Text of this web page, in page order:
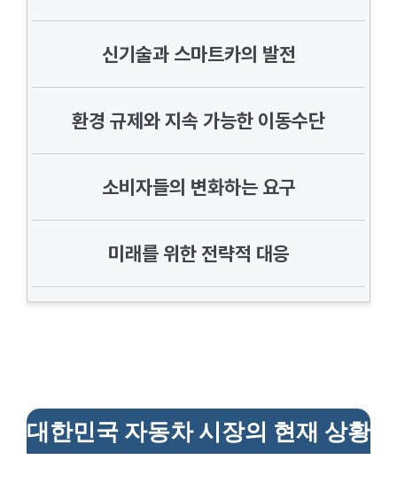
신기술과 스마트카의 발전
환경 규제와 지속 가능한 이동수단
소비자들의 변화하는 요구
미래를 위한 전략적 대응
대한민국 자동차 시장의 현재 상황